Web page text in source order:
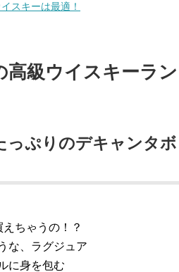
スキーは最適！
高級ウイスキーラ
ぷりのデキャンタ
ちゃうの！？
な、ラグジュア
に身を包む